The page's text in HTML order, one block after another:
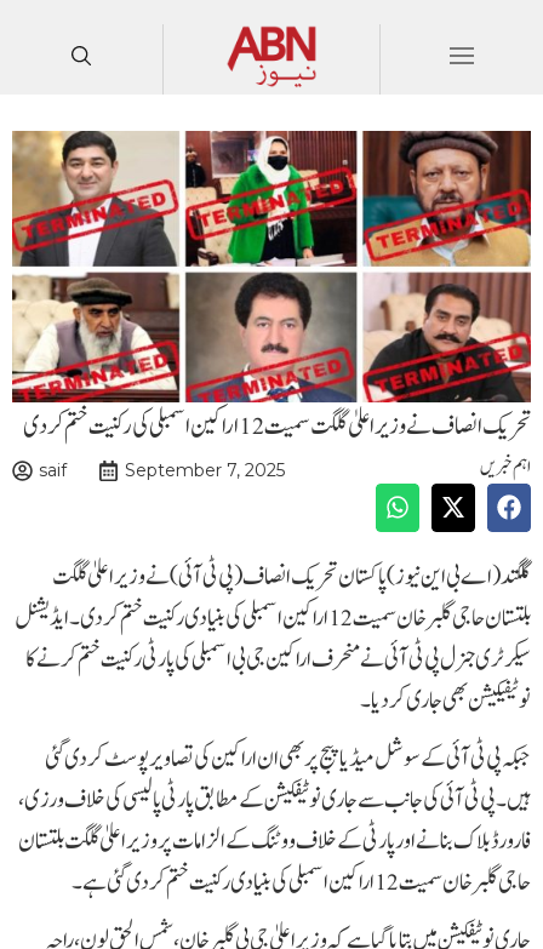
تحریک انصاف نے وزیراعلیٰ گلگت سمیت 12 اراکین اسمبلی کی رکنیت ختم کردی
اہم خبریں saif September 7, 2025
گلگتد (اے بی این نیوز) پاکستان تحریک انصاف (پی ٹی آئی) نے وزیراعلیٰ گلگت
بلتستان حاجی گلبر خان سمیت 12 اراکین اسمبلی کی بنیادی رکنیت ختم کر دی ۔ایڈیشنل
سیکرٹری جنرل پی ٹی آئی نے منحرف اراکین جی بی اسمبلی کی پارٹی رکنیت ختم کرنےکا
نوٹیفیکیشن بھی جاری کر دیا ۔
جبکہ پی ٹی آئی کے سوشل میڈیا پیج پر بھی ان اراکین کی تصاویر پوسٹ کر دی گئی
ہیں۔ پی ٹی آئی کی جانب سے جاری نوٹیفکیشن کے مطابق پارٹی پالیسی کی خلاف ورزی،
فارورڈبلاک بنانے اور پارٹی کےخلاف ووٹنگ کے الزامات پر وزیراعلیٰ گلگت بلتستان
حاجی گلبر خان سمیت 12 اراکین اسمبلی کی بنیادی رکنیت ختم کردی گئی ہے۔
جاری نوٹیفکیشن میں بتایا گیا ہے کہ وزیراعلیٰ جی بی گلبرخان، شمس الحق لون، راجہ